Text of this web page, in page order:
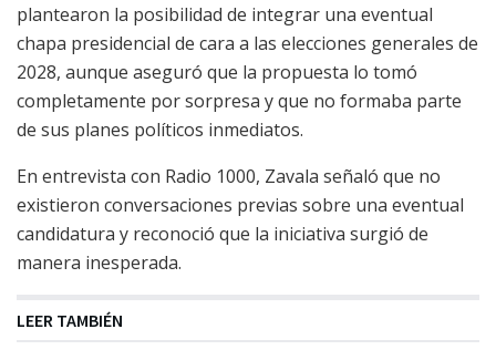
plantearon la posibilidad de integrar una eventual
chapa presidencial de cara a las elecciones generales de
2028, aunque aseguró que la propuesta lo tomó
completamente por sorpresa y que no formaba parte
de sus planes políticos inmediatos.
En entrevista con Radio 1000, Zavala señaló que no
existieron conversaciones previas sobre una eventual
candidatura y reconoció que la iniciativa surgió de
manera inesperada.
LEER TAMBIÉN